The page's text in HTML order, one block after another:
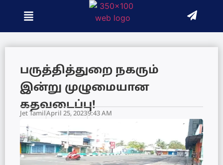
பருத்தித்துறை நகரும்
இன்று முழுமையான
கதவடைப்பு!
Jet TamilApril 25, 20239:43 AM